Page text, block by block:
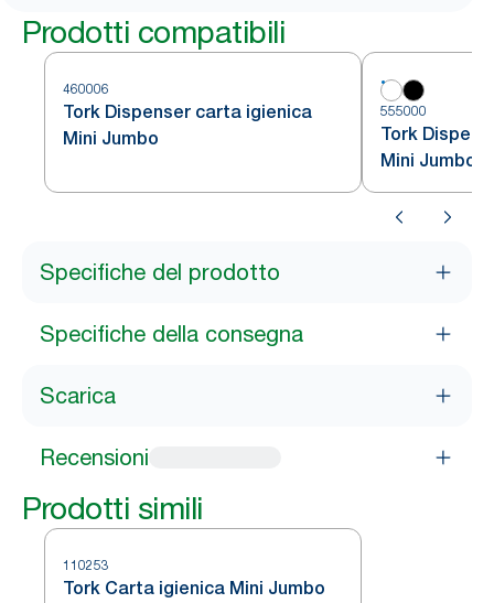
Prodotti compatibili
460006
Tork Dispenser carta igienica
Mini Jumbo
555000
Tork
Mini Jumbo
Specifiche del prodotto
Specifiche della consegna
Scarica
Recensioni
Prodotti simili
110253
Tork Carta igienica Mini Jumbo